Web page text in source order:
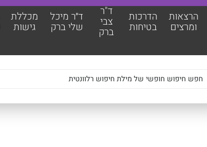
הרצאות
ומרצים
הדרכות
בטיחות
ד"ר
צבי
ברק
ד״ר מיכל
שלי ברק
מכללת
גישות
הרצאות ומרצים